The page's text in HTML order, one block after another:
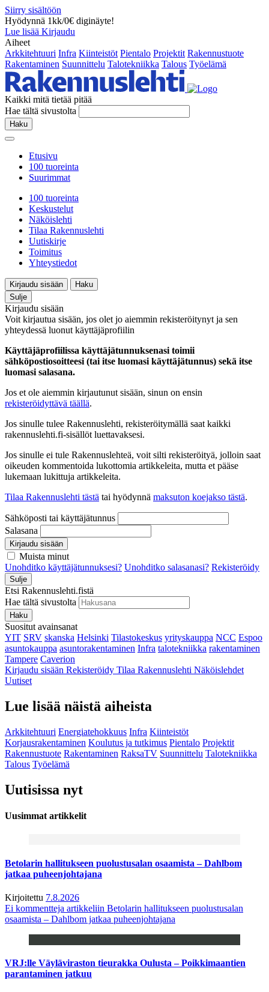
Siirry sisältöön
Hyödynnä 1kk/0€ diginäyte!
Lue lisää Kirjaudu
Aiheet
Arkkitehtuuri Infra Kiinteistöt Pientalo Projektit Rakennustuote
Rakentaminen Suunnittelu Talotekniikka Talous Työelämä
Kaikki mitä tietää pitää
Hae tältä sivustolta
Haku
Etusivu
100 tuoreinta
Suurimmat
100 tuoreinta
Keskustelut
Näköislehti
Tilaa Rakennuslehti
Uutiskirje
Toimitus
Yhteystiedot
Kirjaudu sisään
Haku
Sulje
Kirjaudu sisään
Voit kirjautua sisään, jos olet jo aiemmin rekisteröitynyt ja sen
yhteydessä luonut käyttäjäprofiilin
Käyttäjäprofiilissa käyttäjätunnuksenasi toimii
sähköpostiosoitteesi (tai itse luomasi käyttäjätunnus) sekä itse
luomasi salasana.
Jos et ole aiemmin kirjautunut sisään, sinun on ensin
rekisteröidyttävä täällä.
Jos sinulle tulee Rakennuslehti, rekisteröitymällä saat kaikki
rakennuslehti.fi-sisällöt luettavaksesi.
Jos sinulle ei tule Rakennuslehteä, voit silti rekisteröityä, jolloin saat
oikeuden kommentoida lukottomia artikkeleita, mutta et pääse
lukemaan lukittuja artikkeleita.
Tilaa Rakennuslehti tästä tai hyödynnä maksuton koejakso tästä.
Sähköposti tai käyttäjätunnus
Salasana
Kirjaudu sisään
Muista minut
Unohditko käyttäjätunnuksesi? Unohditko salasanasi? Rekisteröidy
Sulje
Etsi Rakennuslehti.fistä
Hae tältä sivustolta
Haku
Suositut avainsanat
YIT SRV skanska Helsinki Tilastokeskus yrityskauppa NCC Espoo
asuntokauppa asuntorakentaminen Infra talotekniikka rakentaminen
Tampere Caverion
Kirjaudu sisään Rekisteröidy Tilaa Rakennuslehti Näköislehdet
Uutiset
Lue lisää näistä aiheista
Arkkitehtuuri Energiatehokkuus Infra Kiinteistöt
Korjausrakentaminen Koulutus ja tutkimus Pientalo Projektit
Rakennustuote Rakentaminen RaksaTV Suunnittelu Talotekniikka
Talous Työelämä
Uutisissa nyt
Uusimmat artikkelit
Betolarin hallitukseen puolustusalan osaamista – Dahlbom
jatkaa puheenjohtajana
Kirjoitettu 7.8.2026
Ei kommentteja artikkeliin Betolarin hallitukseen puolustusalan
osaamista – Dahlbom jatkaa puheenjohtajana
VRJ:lle Väyläviraston tieurakka Oulusta – Poikkimaantien
parantaminen jatkuu